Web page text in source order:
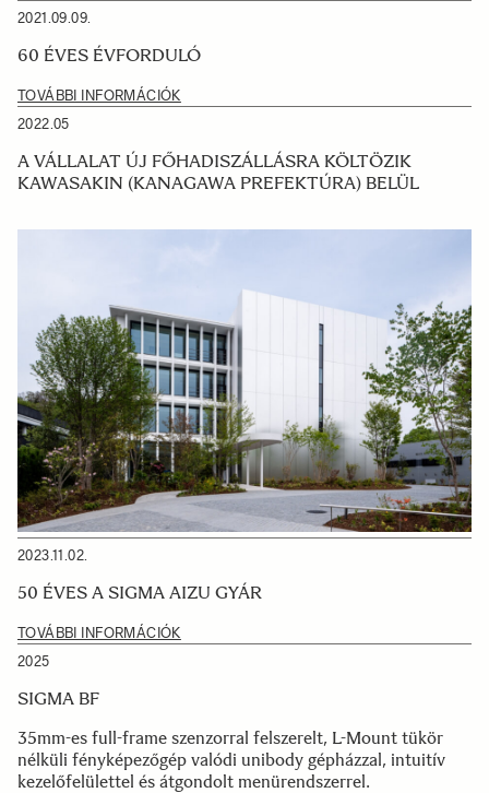
2021.09.09.
60 ÉVES ÉVFORDULÓ
TOVÁBBI INFORMÁCIÓK
2022.05
A VÁLLALAT ÚJ FŐHADISZÁLLÁSRA KÖLTÖZIK
KAWASAKIN (KANAGAWA PREFEKTÚRA) BELÜL
2023.11.02.
50 ÉVES A SIGMA AIZU GYÁR
TOVÁBBI INFORMÁCIÓK
2025
SIGMA BF
35mm-es full-frame szenzorral felszerelt, L-Mount tükör
nélküli fényképezőgép valódi unibody gépházzal, intuitív
kezelőfelülettel és átgondolt menürendszerrel.